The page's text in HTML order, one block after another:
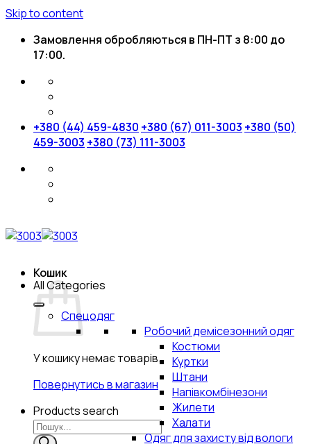
Skip to content
Замовлення обробляються в ПН-ПТ з 8:00 до
17:00.
+380 (44) 459-4830 +380 (67) 011-3003 +380 (50)
459-3003 +380 (73) 111-3003
Кошик
У кошику немає товарів.
Повернутись в магазин
Products search
All Categories
Спецодяг
Робочий демісезонний одяг
Костюми
Куртки
Штани
Напівкомбінезони
Жилети
Халати
Одяг для захисту від вологи